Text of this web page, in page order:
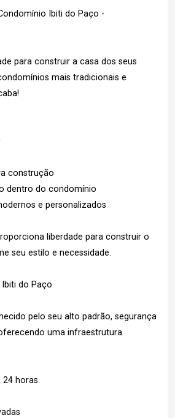
Ibiti do Paço -
para construir a casa dos seus
mais tradicionais e
construção
dentro do condomínio
e personalizados
liberdade para construir o
seu estilo e necessidade.
do Paço
pelo seu alto padrão, segurança
uma infraestrutura
24 horas